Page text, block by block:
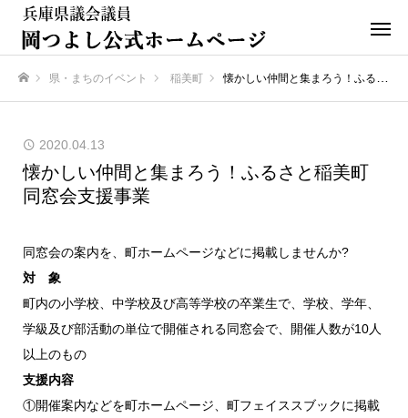
県・まちのイベント 稲美町 懐かしい仲間と集まろう！ふるさと稲美町同窓会支援事業
2020.04.13
懐かしい仲間と集まろう！ふるさと稲美町
同窓会支援事業
同窓会の案内を、町ホームページなどに掲載しませんか?
対 象
町内の小学校、中学校及び高等学校の卒業生で、学校、学年、
学級及び部活動の単位で開催される同窓会で、開催人数が10人
以上のもの
支援内容
①開催案内などを町ホームページ、町フェイススブックに掲載